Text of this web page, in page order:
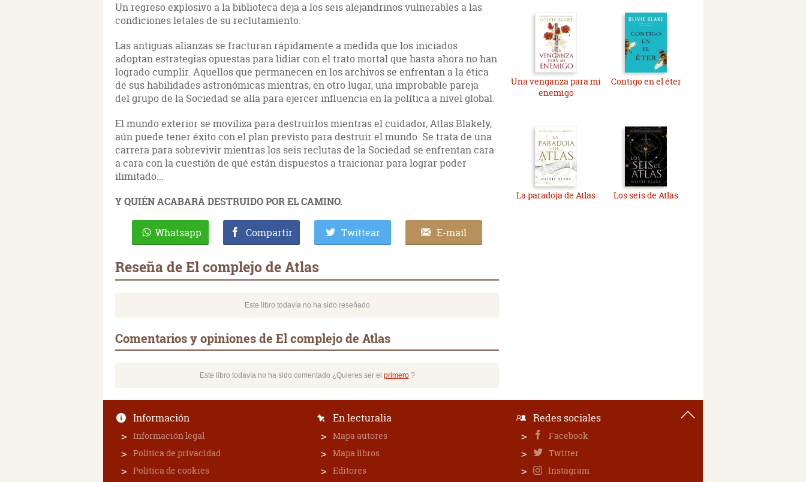
Un regreso explosivo a la biblioteca deja a los seis alejandrinos vulnerables a las
condiciones letales de su reclutamiento.
Las antiguas alianzas se fracturan rápidamente a medida que los iniciados
adoptan estrategias opuestas para lidiar con el trato mortal que hasta ahora no han
logrado cumplir. Aquellos que permanecen en los archivos se enfrentan a la ética
de sus habilidades astronómicas mientras, en otro lugar, una improbable pareja
del grupo de la Sociedad se alía para ejercer influencia en la política a nivel global.
El mundo exterior se moviliza para destruirlos mientras el cuidador, Atlas Blakely,
aún puede tener éxito con el plan previsto para destruir el mundo. Se trata de una
carrera para sobrevivir mientras los seis reclutas de la Sociedad se enfrentan cara
a cara con la cuestión de qué están dispuestos a traicionar para lograr poder
ilimitado...
Y QUIÉN ACABARÁ DESTRUIDO POR EL CAMINO.
Whatsapp Compartir Twittear E-mail
Reseña de El complejo de Atlas
Este libro todavía no ha sido reseñado
Comentarios y opiniones de El complejo de Atlas
Este libro todavía no ha sido comentado ¿Quieres ser el primero?
Una venganza para mi
enemigo
Contigo en el éter
La paradoja de Atlas Los seis de Atlas
Información
Información legal
Política de privacidad
Política de cookies
En lecturalia
Mapa autores
Mapa libros
Editores
Redes sociales
Facebook
Twitter
Instagram